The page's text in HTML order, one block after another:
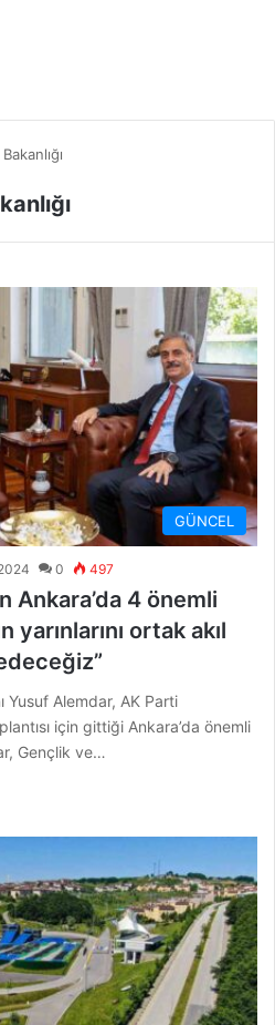
GÜNCEL
0 497
Ankara’da 4 önemli
yarınlarını ortak akıl
Yusuf Alemdar, AK Parti
için gittiği Ankara’da önemli
Gençlik ve…